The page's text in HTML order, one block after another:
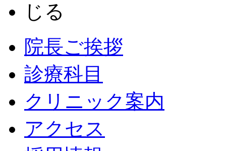
院長ご挨拶
診療科目
クリニック案内
アクセス